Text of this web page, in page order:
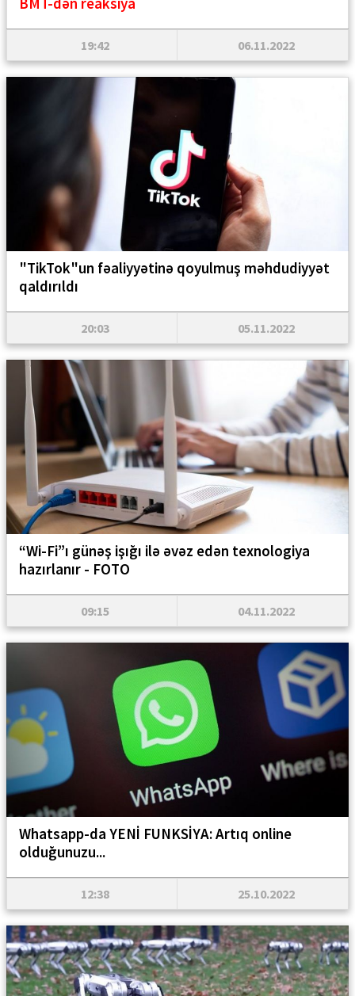
19:42 06.11.2022
"TikTok"un fəaliyyətinə qoyulmuş məhdudiyyət
qaldırıldı
20:03 05.11.2022
“Wi-Fi”ı günəş işığı ilə əvəz edən texnologiya
hazırlanır - FOTO
09:15 04.11.2022
Whatsapp-da YENİ FUNKSİYA: Artıq online
olduğunuzu...
12:38 25.10.2022